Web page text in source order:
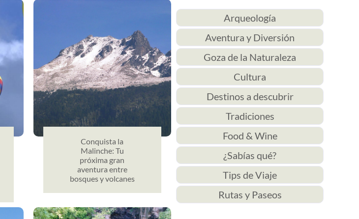
Conquista la
Malinche: Tu
próxima gran
aventura entre
bosques y volcanes
Arqueología
Aventura y Diversión
Goza de la Naturaleza
Cultura
Destinos a descubrir
Tradiciones
Food & Wine
¿Sabías qué?
Tips de Viaje
Rutas y Paseos